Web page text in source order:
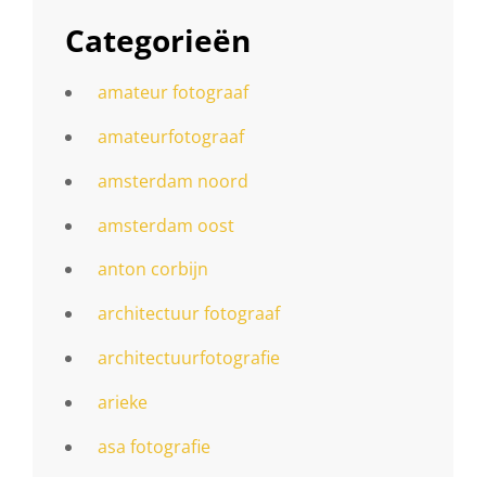
Categorieën
amateur fotograaf
amateurfotograaf
amsterdam noord
amsterdam oost
anton corbijn
architectuur fotograaf
architectuurfotografie
arieke
asa fotografie